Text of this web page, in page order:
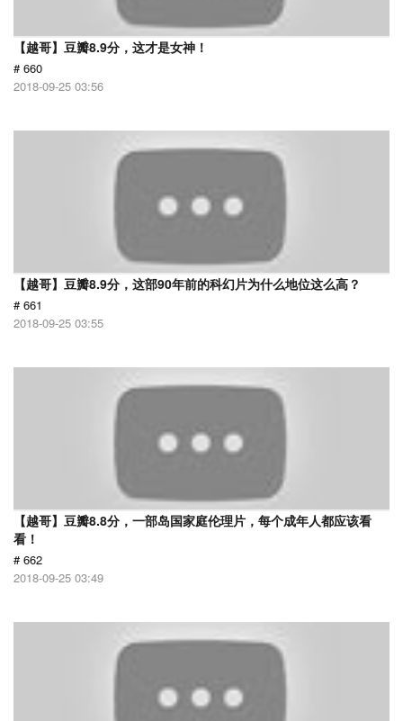
【越哥】豆瓣8.9分，这才是女神！
# 660
2018-09-25 03:56
【越哥】豆瓣8.9分，这部90年前的科幻片为什么地位这么高？
# 661
2018-09-25 03:55
【越哥】豆瓣8.8分，一部岛国家庭伦理片，每个成年人都应该看
看！
# 662
2018-09-25 03:49